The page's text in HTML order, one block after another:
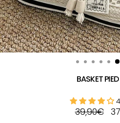
BASKET
Prix
régulier
39,90€
Prix